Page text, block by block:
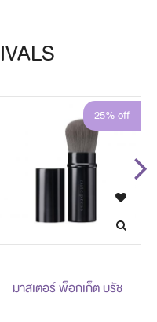
25% off
มาสเตอร์ พ็อกเก็ต บรัช